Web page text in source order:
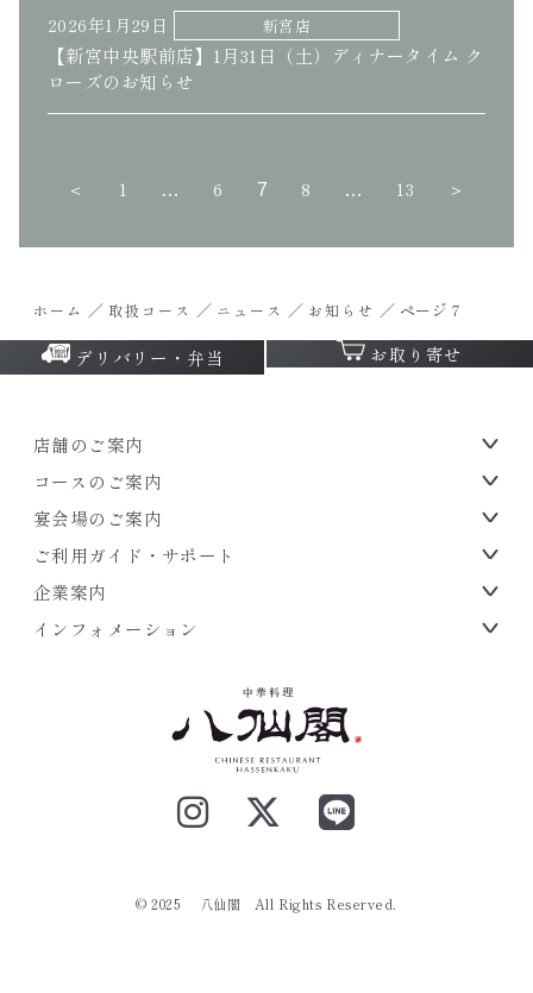
2026年1月29日 新宮店
【新宮中央駅前店】1月31日（土）ディナータイム ク
ローズのお知らせ
＜ 1 … 6 7 8 … 13 ＞
ホーム ／ 取扱コース ／ ニュース ／ お知らせ ／ ページ 7
デリバリー・弁当 お取り寄せ
店舗のご案内
コースのご案内
宴会場のご案内
ご利用ガイド・サポート
企業案内
インフォメーション
© 2025 八仙閣 All Rights Reserved.